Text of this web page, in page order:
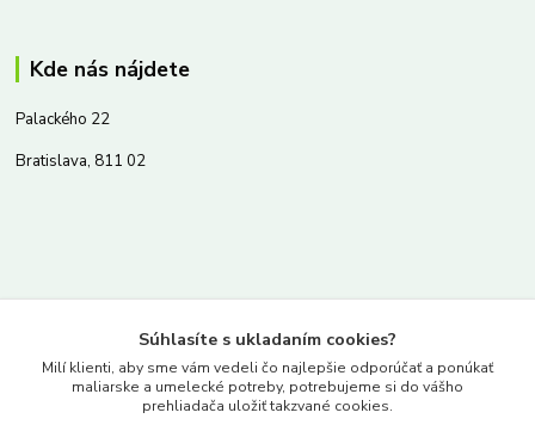
Kde nás nájdete
Palackého 22
Bratislava, 811 02
www.merkantil.sk
Súhlasíte s ukladaním cookies?
Milí klienti, aby sme vám vedeli čo najlepšie odporúčať a ponúkať
maliarske a umelecké potreby, potrebujeme si do vášho
prehliadača uložiť takzvané cookies.